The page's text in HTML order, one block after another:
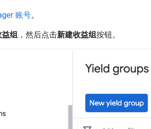
账号。
益组 ，然后点击新建收益组按钮。